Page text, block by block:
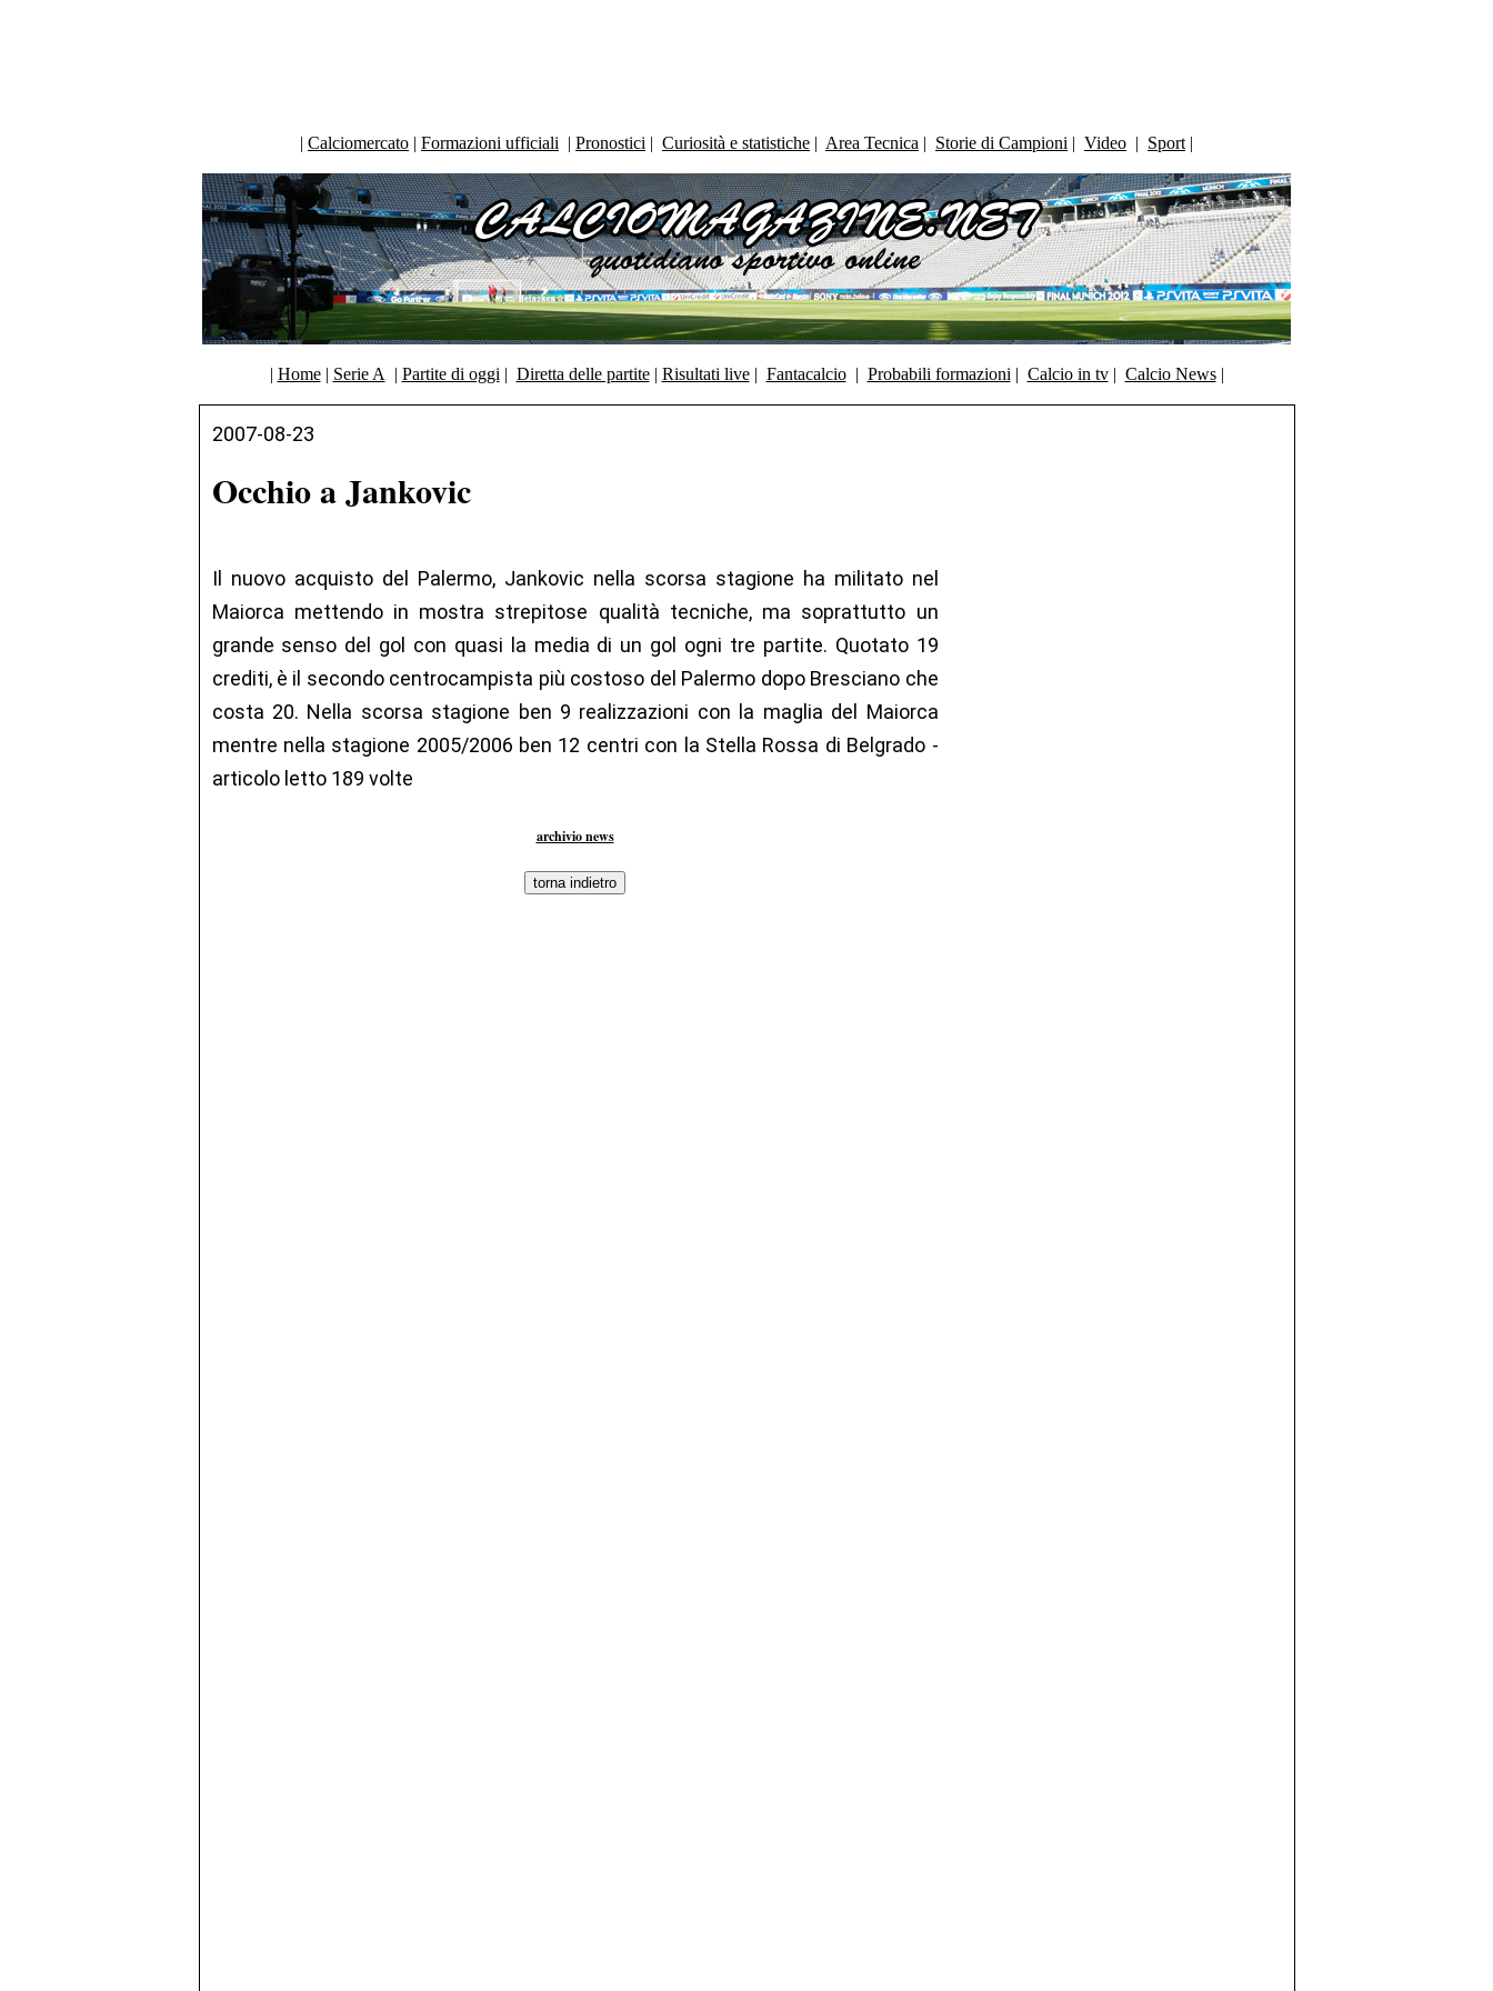
| Calciomercato | Formazioni ufficiali | Pronostici | Curiosità e statistiche | Area Tecnica | Storie di Campioni | Video | Sport |
| Home| Serie A | Partite di oggi | Diretta delle partite| Risultati live| Fantacalcio| Probabili formazioni | Calcio in tv| Calcio News|
2007-08-23
Occhio a Jankovic
Il nuovo acquisto del Palermo, Jankovic nella scorsa stagione ha militato nel
Maiorca mettendo in mostra strepitose qualità tecniche, ma soprattutto un
grande senso del gol con quasi la media di un gol ogni tre partite. Quotato 19
crediti, è il secondo centrocampista più costoso del Palermo dopo Bresciano che
costa 20. Nella scorsa stagione ben 9 realizzazioni con la maglia del Maiorca
mentre nella stagione 2005/2006 ben 12 centri con la Stella Rossa di Belgrado -
articolo letto 189 volte
archivio news